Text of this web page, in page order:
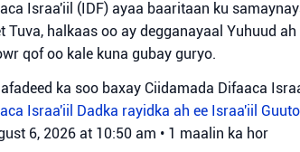
Israa'iil (IDF) ayaa baaritaan ku
Tuva, halkaas oo ay degganayaal Yuhuud
qof oo kale kuna gubay guryo.
ka soo baxay Ciidamada Difaaca
Israa'iil Dadka rayidka ah ee Israa'iil
6, 2026 at 10:50 am • 1 maalin ka hor